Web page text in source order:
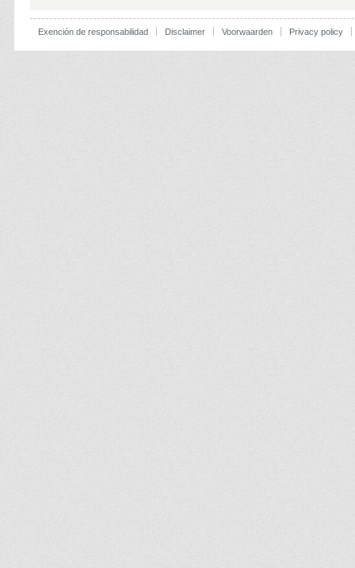
Exención de responsabilidad Disclaimer Voorwaarden Privacy policy